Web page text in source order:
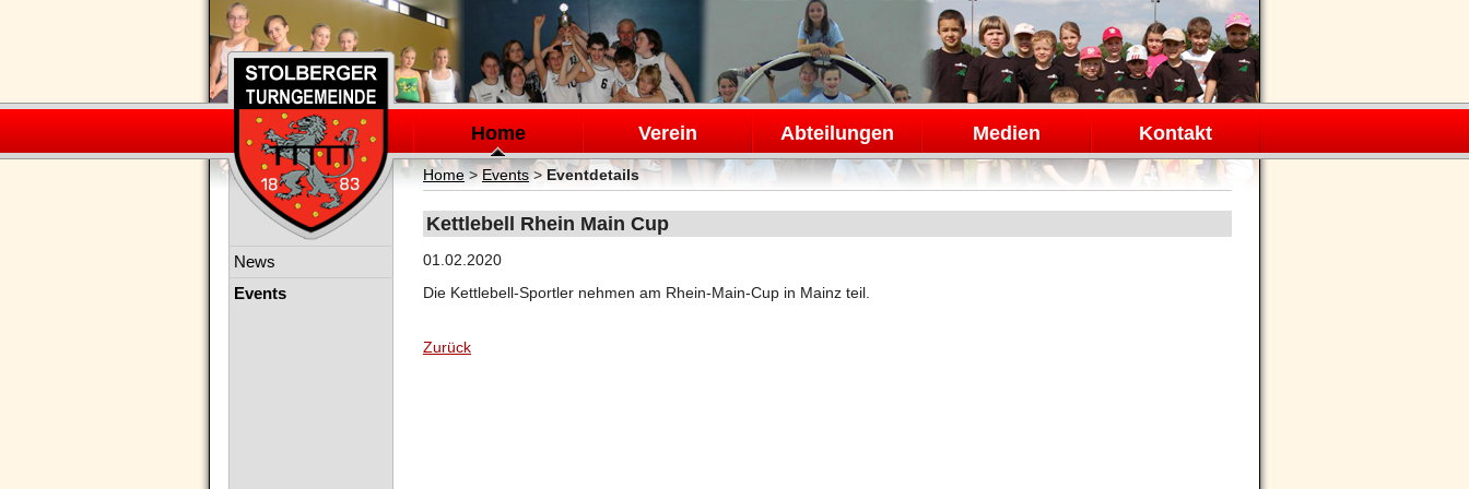
Navigation
überspringen
Home Verein Abteilungen Medien Kontakt
Home> Events> Eventdetails
Kettlebell Rhein Main Cup
01.02.2020
Die Kettlebell-Sportler nehmen am Rhein-Main-Cup in Mainz teil.
Zurück
Navigation
News
Events